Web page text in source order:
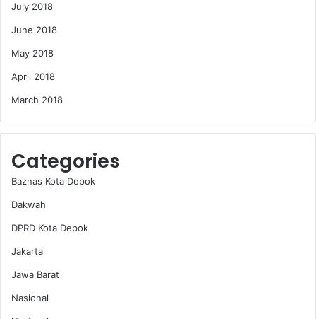
July 2018
June 2018
May 2018
April 2018
March 2018
Categories
Baznas Kota Depok
Dakwah
DPRD Kota Depok
Jakarta
Jawa Barat
Nasional